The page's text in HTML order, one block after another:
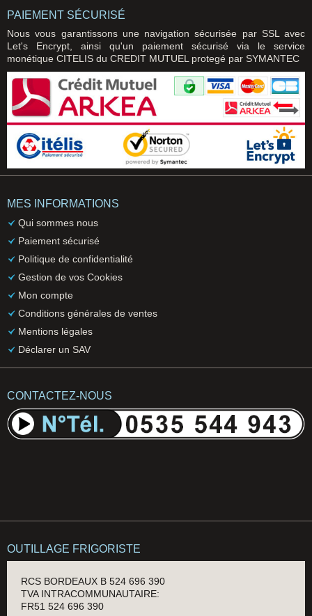
PAIEMENT SÉCURISÉ
Nous vous garantissons une navigation sécurisée par SSL avec
Let's Encrypt, ainsi qu'un paiement sécurisé via le service
monétique CITELIS du CREDIT MUTUEL protegé par SYMANTEC
MES INFORMATIONS
Qui sommes nous
Paiement sécurisé
Politique de confidentialité
Gestion de vos Cookies
Mon compte
Conditions générales de ventes
Mentions légales
Déclarer un SAV
CONTACTEZ-NOUS
OUTILLAGE FRIGORISTE
RCS BORDEAUX B 524 696 390
TVA INTRACOMMUNAUTAIRE:
FR51 524 696 390